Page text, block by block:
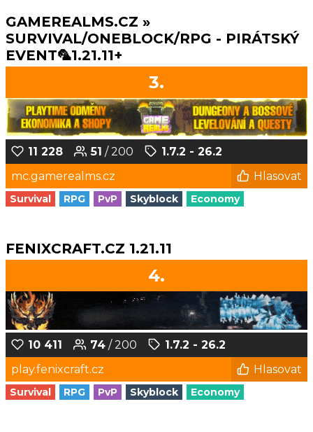
GAMEREALMS.CZ »
SURVIVAL/ONEBLOCK/RPG - PIRÁTSKÝ
EVENT🦜1.21.11+
3.
11 228 51 / 200
1.7.2 - 26.2
mc.gamerealms.cz
Hlasovat
Survival RPG PvP Skyblock Economy
FENIXCRAFT.CZ 1.21.11
4.
10 411 74 / 200
1.7.2 - 26.2
play.fenixcraft.cz
Hlasovat
Survival RPG PvP Skyblock Economy